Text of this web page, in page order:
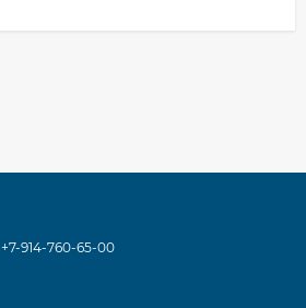
+7-914-760-65-00